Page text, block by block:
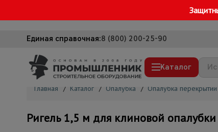
Единая справочная:8 (800) 200-25-90
Каталог
Вышки-туры
Главная / Каталог / Опалубка / Опалубка перекрытий
Ригель 1,5 м для клиновой